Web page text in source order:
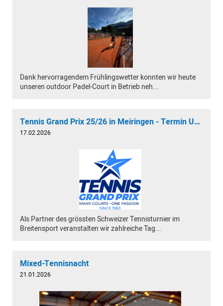
Dank hervorragendem Frühlingswetter konnten wir heute
unseren outdoor Padel-Court in Betrieb neh...
Tennis Grand Prix 25/26 in Meiringen - Termin Update
17.02.2026
Als Partner des grössten Schweizer Tennisturnier im
Breitensport veranstalten wir zahlreiche Tag...
Mixed-Tennisnacht
21.01.2026